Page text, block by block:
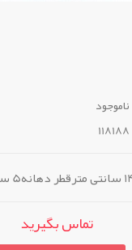
ناموجود
118188
تماس بگیرید